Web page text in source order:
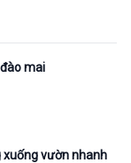
mai
vườn nhanh